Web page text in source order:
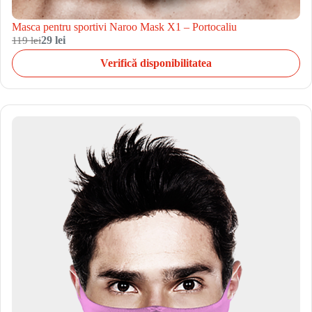
Masca pentru sportivi Naroo Mask X1 – Portocaliu
119 lei29 lei
Verifică disponibilitatea